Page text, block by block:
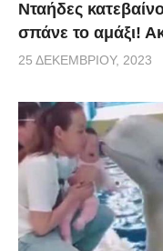
Νταήδες
σπάνε το αμάξι!
25 ΔΕΚΕΜΒΡΊΟΥ, 2023